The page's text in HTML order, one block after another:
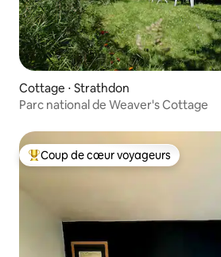
Cottage ⋅ Strathdon
Parc national de Weaver's Cottage
Coups de cœur voyageurs les plus
Coup de cœur voyageurs